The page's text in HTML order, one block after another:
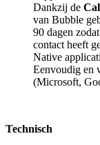
Dankzij de
van Bubble
90 dagen
contact heeft
Native
Eenvoudig en
(Microsoft,
Technisch